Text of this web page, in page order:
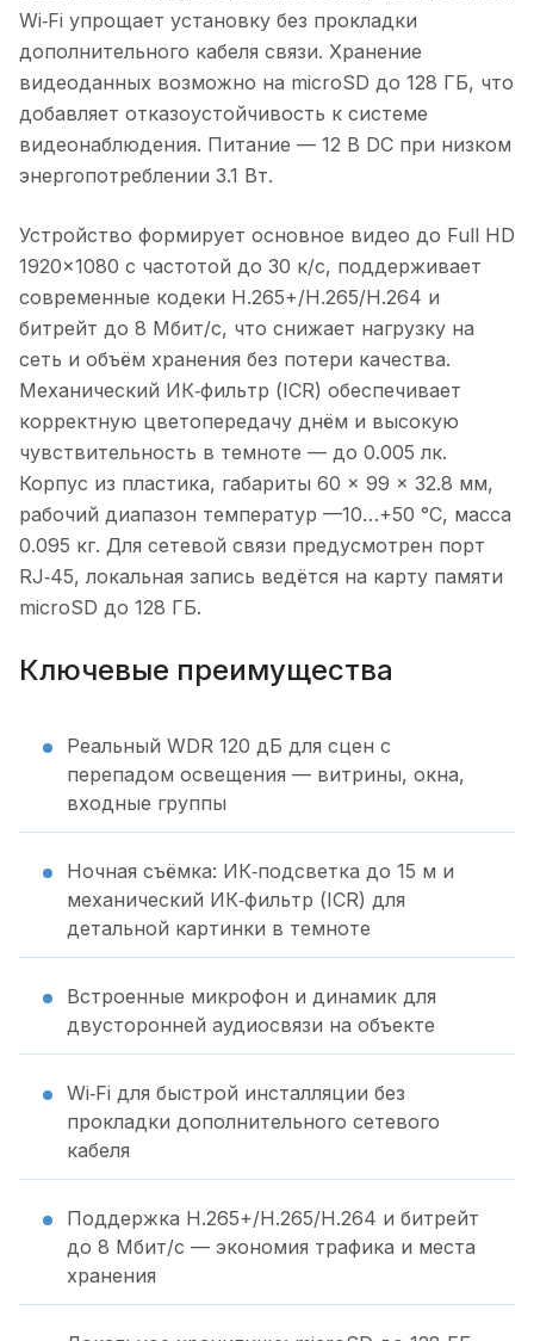
Wi‑Fi упрощает установку без прокладки
дополнительного кабеля связи. Хранение
видеоданных возможно на microSD до 128 ГБ, что
добавляет отказоустойчивость к системе
видеонаблюдения. Питание — 12 В DC при низком
энергопотреблении 3.1 Вт.
Устройство формирует основное видео до Full HD
1920×1080 с частотой до 30 к/с, поддерживает
современные кодеки H.265+/H.265/H.264 и
битрейт до 8 Мбит/с, что снижает нагрузку на
сеть и объём хранения без потери качества.
Механический ИК‑фильтр (ICR) обеспечивает
корректную цветопередачу днём и высокую
чувствительность в темноте — до 0.005 лк.
Корпус из пластика, габариты 60 × 99 × 32.8 мм,
рабочий диапазон температур —10…+50 °C, масса
0.095 кг. Для сетевой связи предусмотрен порт
RJ‑45, локальная запись ведётся на карту памяти
microSD до 128 ГБ.
Ключевые преимущества
Реальный WDR 120 дБ для сцен с
перепадом освещения — витрины, окна,
входные группы
Ночная съёмка: ИК‑подсветка до 15 м и
механический ИК‑фильтр (ICR) для
детальной картинки в темноте
Встроенные микрофон и динамик для
двусторонней аудиосвязи на объекте
Wi‑Fi для быстрой инсталляции без
прокладки дополнительного сетевого
кабеля
Поддержка H.265+/H.265/H.264 и битрейт
до 8 Мбит/с — экономия трафика и места
хранения